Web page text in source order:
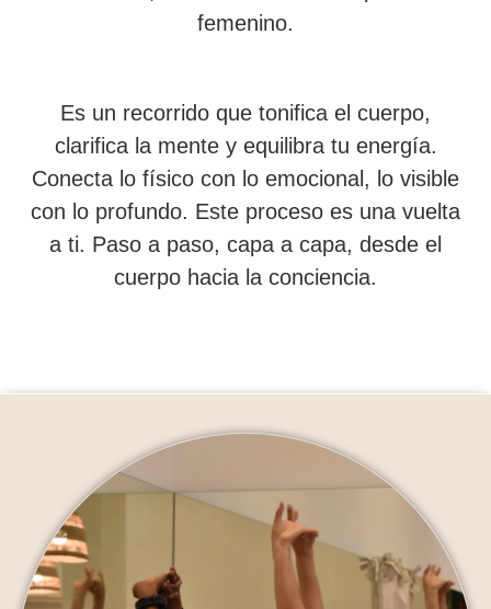
femenino.
Es un recorrido que tonifica el cuerpo,
clarifica la mente y equilibra tu energía.
Conecta lo físico con lo emocional, lo visible
con lo profundo. Este proceso es una vuelta
a ti. Paso a paso, capa a capa, desde el
cuerpo hacia la conciencia.